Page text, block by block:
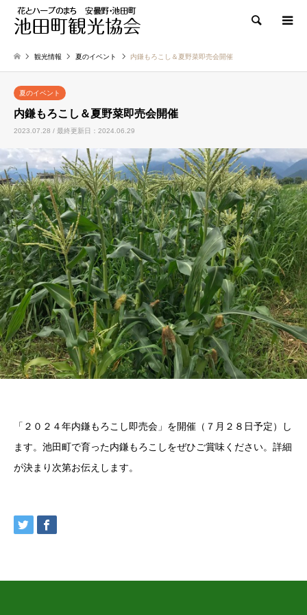
検索
観光情報 夏のイベント 内鎌もろこし＆夏野菜即売会開催
夏のイベント
内鎌もろこし＆夏野菜即売会開催
2023.07.28 / 最終更新日：2024.06.29
「２０２４年内鎌もろこし即売会」を開催（７月２８日予定）し
ます。池田町で育った内鎌もろこしをぜひご賞味ください。詳細
が決まり次第お伝えします。